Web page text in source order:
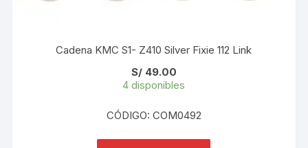
Cadena KMC S1- Z410 Silver Fixie 112 Link
S/49.00
4 disponibles
CÓDIGO: COM0492